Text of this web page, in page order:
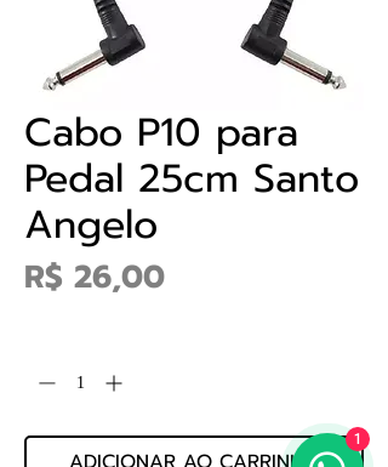
Cabo P10 para
Pedal 25cm Santo
Angelo
R$ 26,00Preço
1